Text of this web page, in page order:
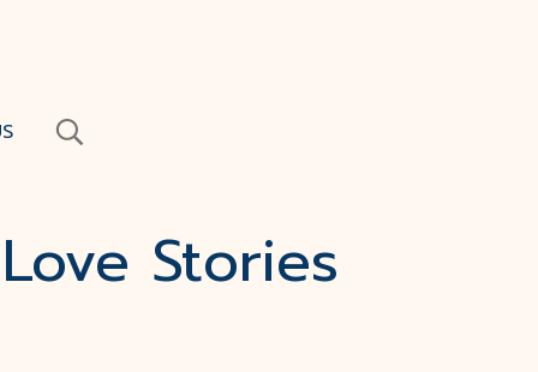
Stories